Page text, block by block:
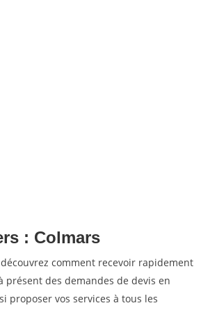
: Colmars
comment recevoir rapidement
présent des demandes de devis en
proposer vos services à tous les